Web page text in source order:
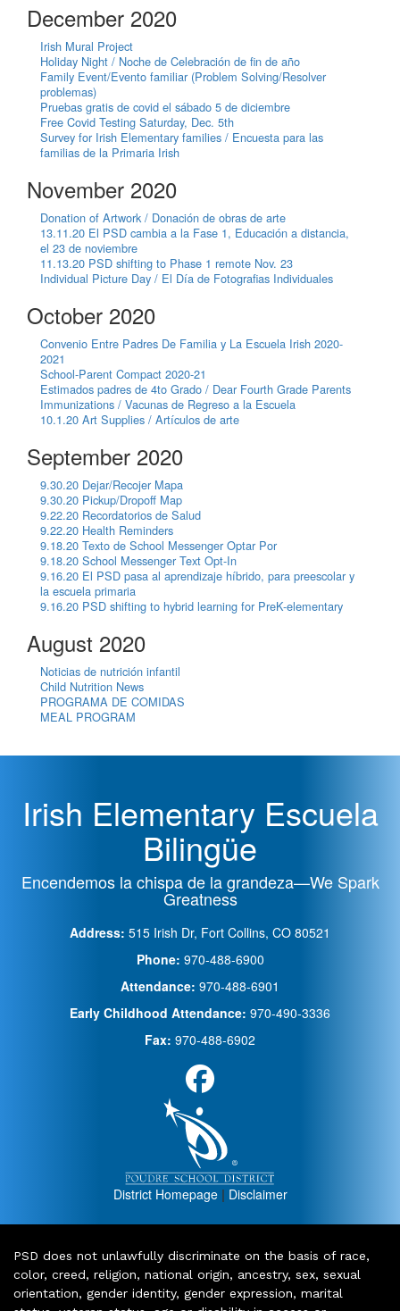
December 2020
Irish Mural Project
Holiday Night / Noche de Celebración de fin de año
Family Event/Evento familiar (Problem Solving/Resolver
problemas)
Pruebas gratis de covid el sábado 5 de diciembre
Free Covid Testing Saturday, Dec. 5th
Survey for Irish Elementary families / Encuesta para las
familias de la Primaria Irish
November 2020
Donation of Artwork / Donación de obras de arte
13.11.20 El PSD cambia a la Fase 1, Educación a distancia,
el 23 de noviembre
11.13.20 PSD shifting to Phase 1 remote Nov. 23
Individual Picture Day / El Día de Fotografias Individuales
October 2020
Convenio Entre Padres De Familia y La Escuela Irish 2020-
2021
School-Parent Compact 2020-21
Estimados padres de 4to Grado / Dear Fourth Grade Parents
Immunizations / Vacunas de Regreso a la Escuela
10.1.20 Art Supplies / Artículos de arte
September 2020
9.30.20 Dejar/Recojer Mapa
9.30.20 Pickup/Dropoff Map
9.22.20 Recordatorios de Salud
9.22.20 Health Reminders
9.18.20 Texto de School Messenger Optar Por
9.18.20 School Messenger Text Opt-In
9.16.20 El PSD pasa al aprendizaje híbrido, para preescolar y
la escuela primaria
9.16.20 PSD shifting to hybrid learning for PreK-elementary
August 2020
Noticias de nutrición infantil
Child Nutrition News
PROGRAMA DE COMIDAS
MEAL PROGRAM
Irish Elementary Escuela
Bilingüe
Encendemos la chispa de la grandeza—We Spark
Greatness
Address: 515 Irish Dr, Fort Collins, CO 80521
Phone: 970-488-6900
Attendance: 970-488-6901
Early Childhood Attendance: 970-490-3336
Fax: 970-488-6902
District Homepage| Disclaimer
PSD does not unlawfully discriminate on the basis of race,
color, creed, religion, national origin, ancestry, sex, sexual
orientation, gender identity, gender expression, marital